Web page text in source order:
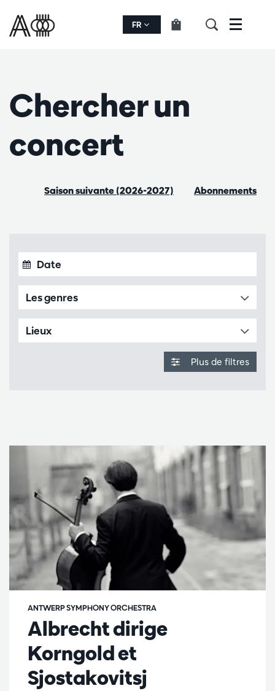
FR Menu
Saison suivante (2026-2027) Abonnements
Chercher un
concert
Les genres
Lieux
Plus de filtres
Albrecht dirige
Korngold et
Sjostakovitsj
ANTWERP SYMPHONY ORCHESTRA